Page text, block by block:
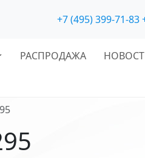
+7 (495) 399-71-83
РАСПРОДАЖА